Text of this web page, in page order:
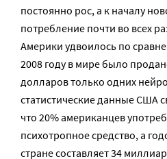
постоянно рос, а к началу
потребление почти во всех
Америки удвоилось по
2008 году в мире было
долларов только одних
статистические данные США
что 20% американцев
психотропное средство, а
стране составляет 34